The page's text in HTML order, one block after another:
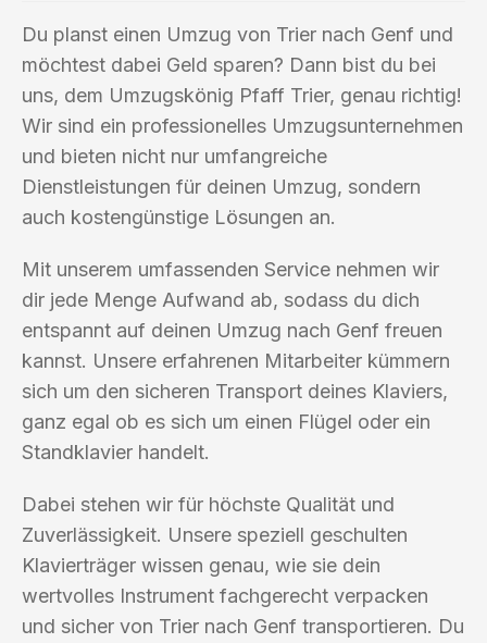
Du planst einen Umzug von Trier nach Genf und
möchtest dabei Geld sparen? Dann bist du bei
uns, dem Umzugskönig Pfaff Trier, genau richtig!
Wir sind ein professionelles Umzugsunternehmen
und bieten nicht nur umfangreiche
Dienstleistungen für deinen Umzug, sondern
auch kostengünstige Lösungen an.
Mit unserem umfassenden Service nehmen wir
dir jede Menge Aufwand ab, sodass du dich
entspannt auf deinen Umzug nach Genf freuen
kannst. Unsere erfahrenen Mitarbeiter kümmern
sich um den sicheren Transport deines Klaviers,
ganz egal ob es sich um einen Flügel oder ein
Standklavier handelt.
Dabei stehen wir für höchste Qualität und
Zuverlässigkeit. Unsere speziell geschulten
Klavierträger wissen genau, wie sie dein
wertvolles Instrument fachgerecht verpacken
und sicher von Trier nach Genf transportieren. Du